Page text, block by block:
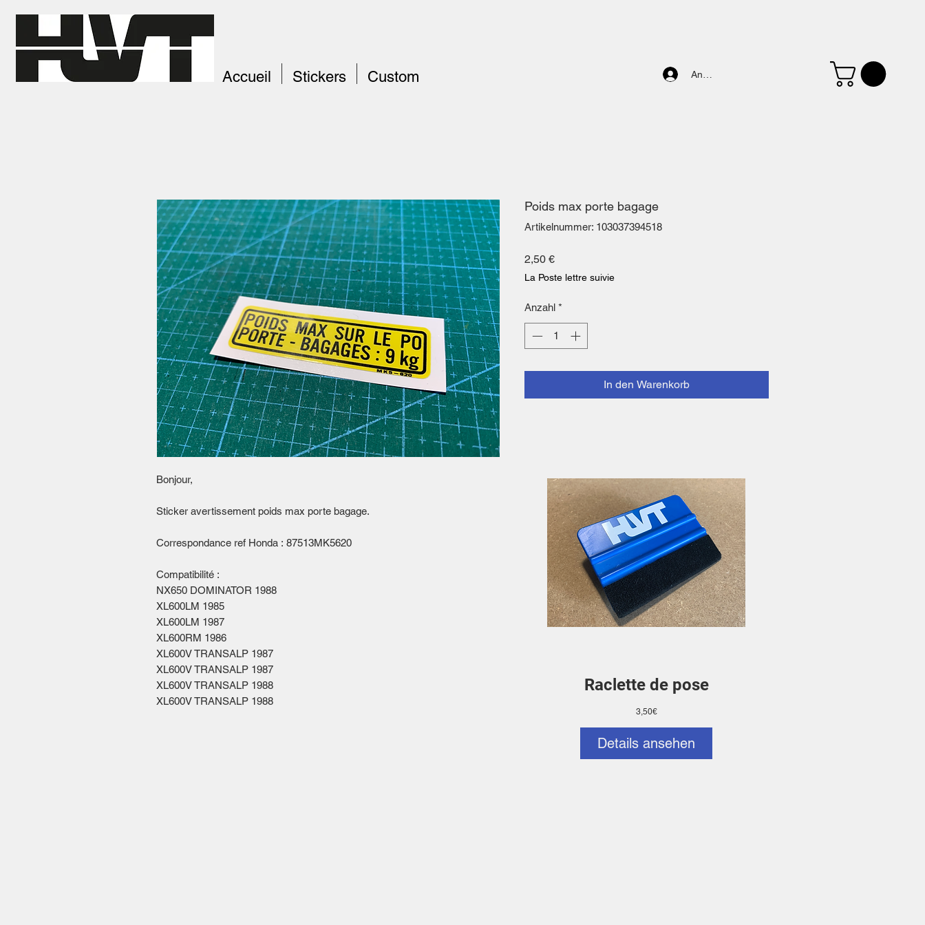
Anmelden
Accueil Stickers Custom
Raclette de pose
3,50€Preis
Details ansehen
Bonjour,
Sticker avertissement poids max porte bagage.
Correspondance ref Honda : 87513MK5620
Compatibilité :
NX650 DOMINATOR 1988
XL600LM 1985
XL600LM 1987
XL600RM 1986
XL600V TRANSALP 1987
XL600V TRANSALP 1987
XL600V TRANSALP 1988
XL600V TRANSALP 1988
Poids max porte bagage
Artikelnummer: 103037394518
2,50 €Preis
La Poste lettre suivie
Anzahl *
In den Warenkorb